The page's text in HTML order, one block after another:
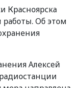
Красноярска
Об этом
Алексей